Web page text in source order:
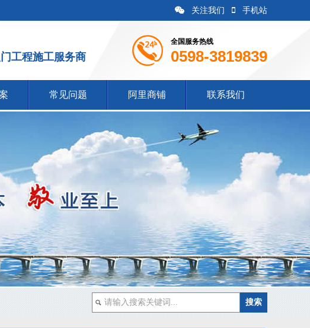
关注我们 手机站
全国服务热线
0598-3819839
工程施工服务商
常见问题 阿里商铺 联系我们